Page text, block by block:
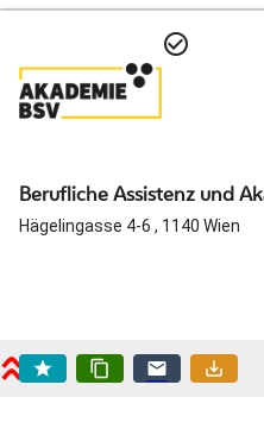
check_circle_outline
Berufliche Assistenz und
Hägelingasse 4-6 , 1140 Wien
star content_copy email save_alt